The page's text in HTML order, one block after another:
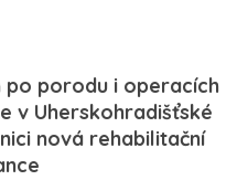
po porodu i operacích
v Uherskohradišťské
nová rehabilitační